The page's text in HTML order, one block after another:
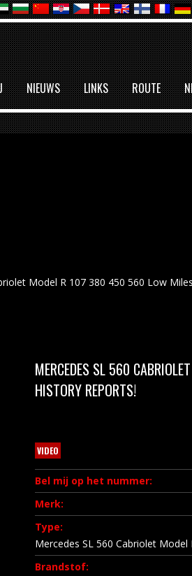
NIEUWS LINKS ROUTE
Model R 107 380 450 560 Low
MERCEDES SL 560
HISTORY REPORTS!
VIDEO
Bel mij op het nummer:
Merk:
Type:
Mercedes SL 560 Cabriolet
Brandstof: